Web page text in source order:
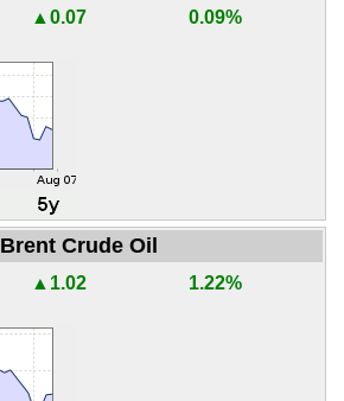
▲0.07 0.09%
Brent Crude Oil
▲1.02 1.22%